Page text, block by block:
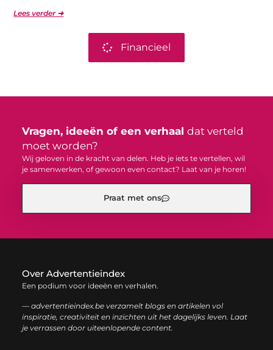
Lees verder ➜
Financieel
Vragen, ideeën of een verhaal dat verteld
moet worden?
Wij geloven in de kracht van delen. Heb je iets te vertellen, wil
je samenwerken, of gewoon even contact? Laat van je horen!
Praat met ons
Over Advertentieindex
Een podium voor ideeën en verhalen.
— advertentieindex.be verzamelt blogs en artikelen vol
inspiratie, creativiteit en inzichten uit het dagelijks leven. Laat
je verrassen door uiteenlopende content.